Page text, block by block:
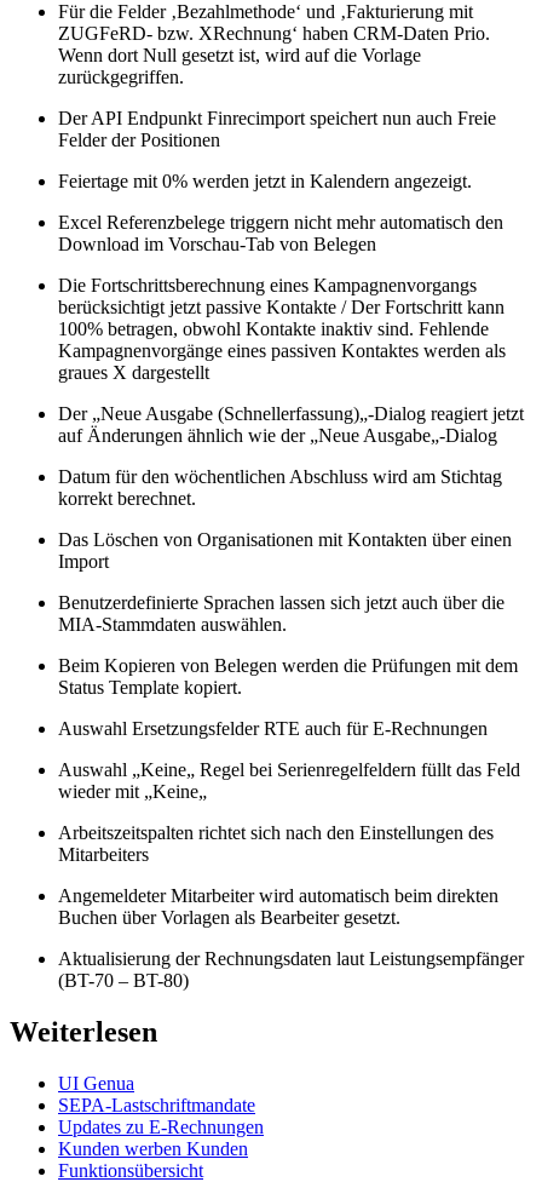
Für die Felder ‚Bezahlmethode‘ und ‚Fakturierung mit
ZUGFeRD- bzw. XRechnung‘ haben CRM-Daten Prio.
Wenn dort Null gesetzt ist, wird auf die Vorlage
zurückgegriffen.
Der API Endpunkt Finrecimport speichert nun auch Freie
Felder der Positionen
Feiertage mit 0% werden jetzt in Kalendern angezeigt.
Excel Referenzbelege triggern nicht mehr automatisch den
Download im Vorschau-Tab von Belegen
Die Fortschrittsberechnung eines Kampagnenvorgangs
berücksichtigt jetzt passive Kontakte / Der Fortschritt kann
100% betragen, obwohl Kontakte inaktiv sind. Fehlende
Kampagnenvorgänge eines passiven Kontaktes werden als
graues X dargestellt
Der „Neue Ausgabe (Schnellerfassung)„-Dialog reagiert jetzt
auf Änderungen ähnlich wie der „Neue Ausgabe„-Dialog
Datum für den wöchentlichen Abschluss wird am Stichtag
korrekt berechnet.
Das Löschen von Organisationen mit Kontakten über einen
Import
Benutzerdefinierte Sprachen lassen sich jetzt auch über die
MIA-Stammdaten auswählen.
Beim Kopieren von Belegen werden die Prüfungen mit dem
Status Template kopiert.
Auswahl Ersetzungsfelder RTE auch für E-Rechnungen
Auswahl „Keine„ Regel bei Serienregelfeldern füllt das Feld
wieder mit „Keine„
Arbeitszeitspalten richtet sich nach den Einstellungen des
Mitarbeiters
Angemeldeter Mitarbeiter wird automatisch beim direkten
Buchen über Vorlagen als Bearbeiter gesetzt.
Aktualisierung der Rechnungsdaten laut Leistungsempfänger
(BT-70 – BT-80)
Weiterlesen
UI Genua
SEPA-Lastschriftmandate
Updates zu E-Rechnungen
Kunden werben Kunden
Funktionsübersicht